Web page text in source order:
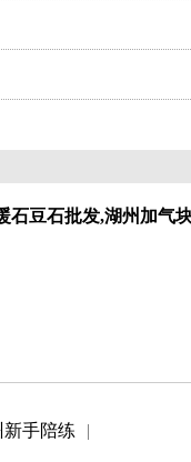
豆石批发,湖州加
新手陪练 |